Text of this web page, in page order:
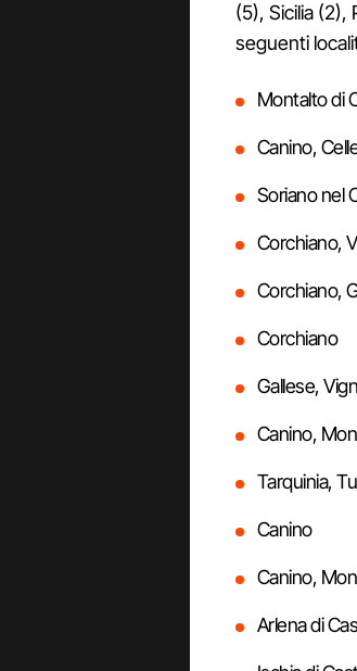
(5), Sicilia (2),
seguenti
Montalto di
Canino,
Soriano nel
Corchiano,
Corchiano,
Corchiano
Gallese,
Canino,
Tarquinia,
Canino
Canino,
Arlena di